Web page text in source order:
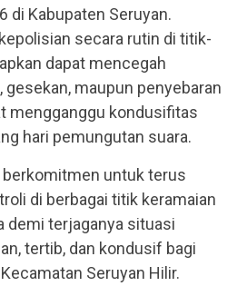
di Kabupaten Seruyan.
secara rutin di titik-
dapat mencegah
maupun penyebaran
mengganggu kondusifitas
hari pemungutan suara.
berkomitmen untuk terus
di berbagai titik keramaian
demi terjaganya situasi
tertib, dan kondusif bagi
Seruyan Hilir.